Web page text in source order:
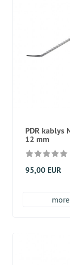
PDR kablys
12 mm
95,00 EUR